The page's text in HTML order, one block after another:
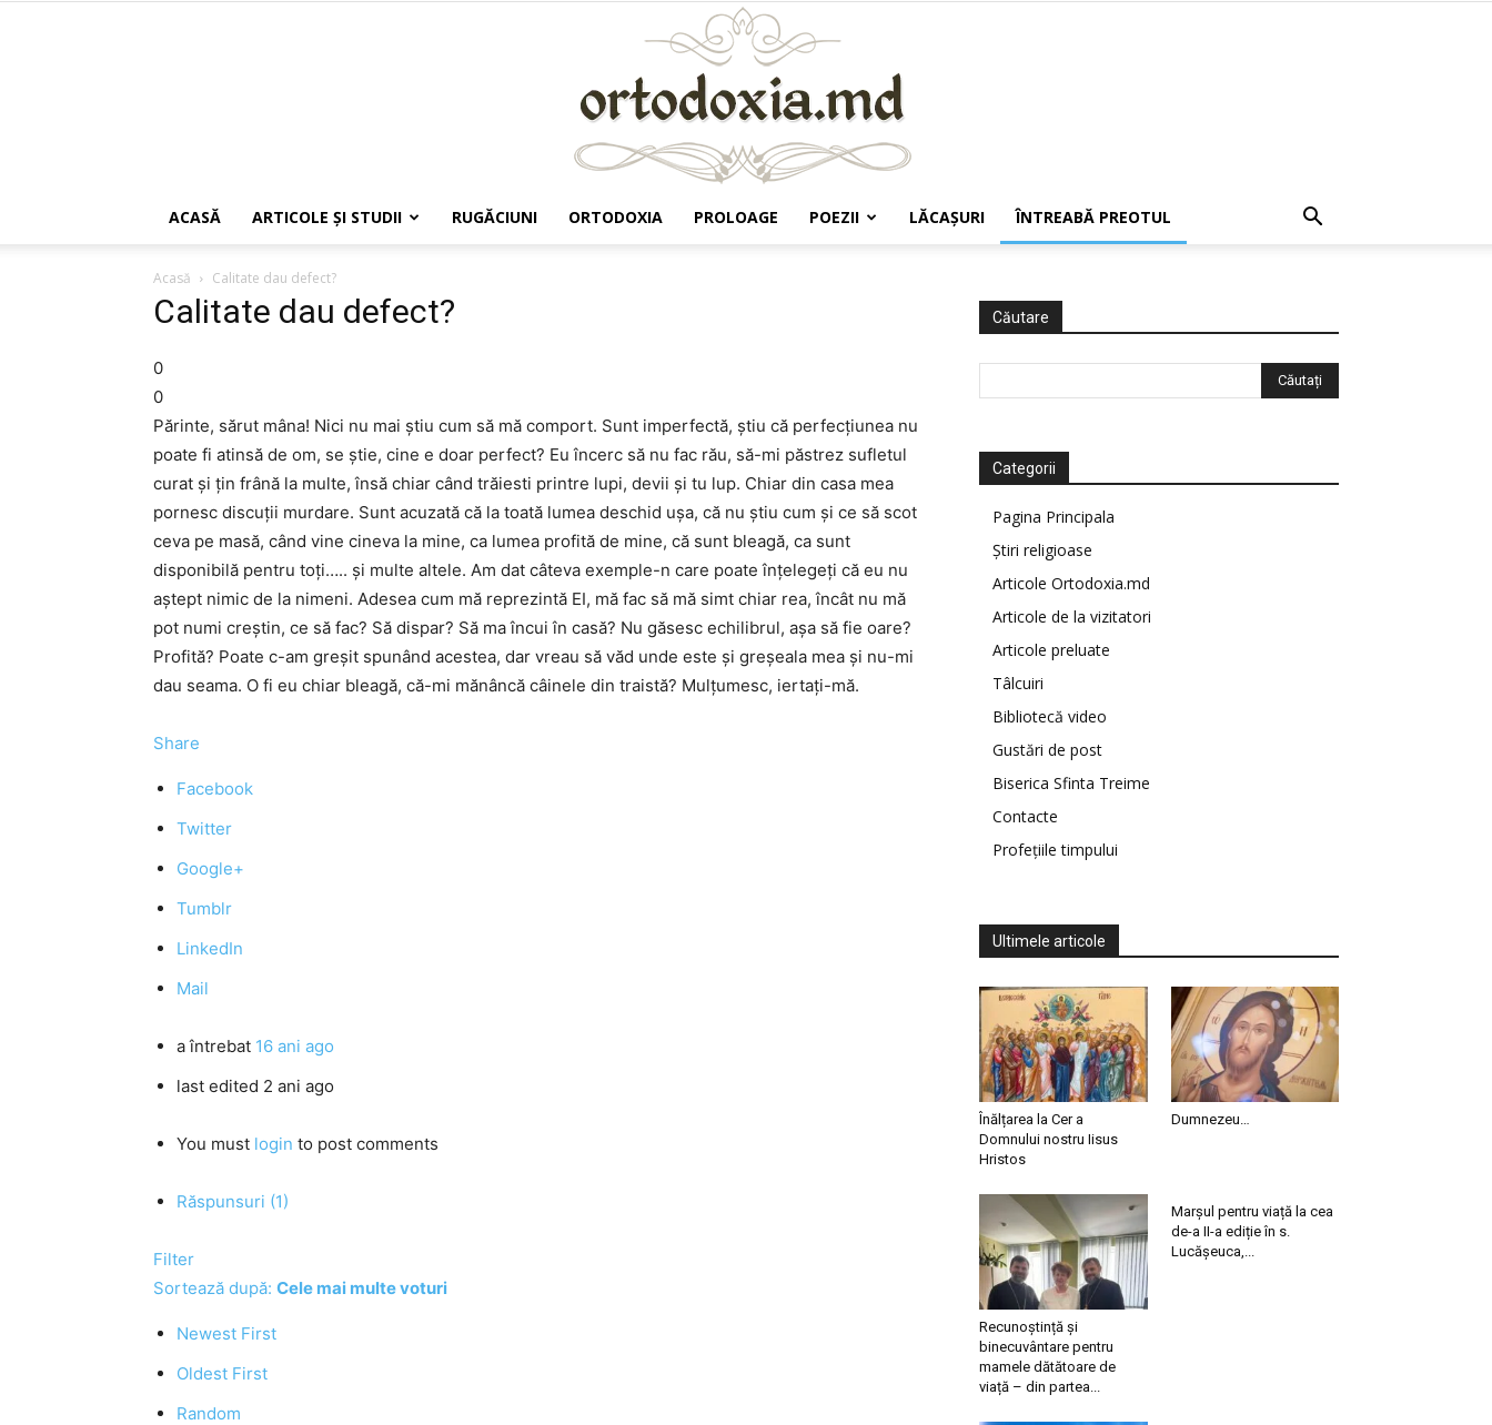
ACASĂ ARTICOLE ŞI STUDII RUGĂCIUNI ORTODOXIA PROLOAGE POEZII LĂCAŞURI ÎNTREABĂ PREOTUL
Acasă Calitate dau defect?
Calitate dau defect?
0
0
Părinte, sărut mâna! Nici nu mai ştiu cum să mă comport. Sunt imperfectă, ştiu că perfecţiunea nu
poate fi atinsă de om, se ştie, cine e doar perfect? Eu încerc să nu fac rău, să-mi păstrez sufletul
curat şi ţin frână la multe, însă chiar când trăiesti printre lupi, devii şi tu lup. Chiar din casa mea
pornesc discuţii murdare. Sunt acuzată că la toată lumea deschid uşa, că nu ştiu cum şi ce să scot
ceva pe masă, când vine cineva la mine, ca lumea profită de mine, că sunt bleagă, ca sunt
disponibilă pentru toţi….. şi multe altele. Am dat câteva exemple-n care poate înţelegeţi că eu nu
aştept nimic de la nimeni. Adesea cum mă reprezintă EI, mă fac să mă simt chiar rea, încât nu mă
pot numi creştin, ce să fac? Să dispar? Să ma încui în casă? Nu găsesc echilibrul, aşa să fie oare?
Profită? Poate c-am greşit spunând acestea, dar vreau să văd unde este şi greşeala mea şi nu-mi
dau seama. O fi eu chiar bleagă, că-mi mănâncă câinele din traistă? Mulţumesc, iertaţi-mă.
Share
Facebook
Twitter
Google+
Tumblr
LinkedIn
Mail
a întrebat 16 ani ago
last edited 2 ani ago
You must login to post comments
Răspunsuri (1)
Filter
Sortează după: Cele mai multe voturi
Newest First
Oldest First
Random
Căutare
Categorii
Pagina Principala
Știri religioase
Articole Ortodoxia.md
Articole de la vizitatori
Articole preluate
Tâlcuiri
Bibliotecă video
Gustări de post
Biserica Sfinta Treime
Contacte
Profețiile timpului
Ultimele articole
Înălțarea la Cer a
Domnului nostru Iisus
Hristos
Dumnezeu…
Recunoștință și
binecuvântare pentru
mamele dătătoare de
viață – din partea...
Marșul pentru viață la cea
de-a II-a ediție în s.
Lucășeuca,...